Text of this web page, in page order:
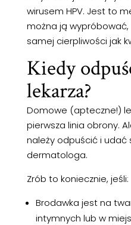
wirusem HPV. Jest to
można ją
samej cierpliwości jak
Kiedy
lekarza?
Domowe (apteczne!)
pierwsza linia obrony.
należy odpuścić i udać
dermatologa.
Zrób to koniecznie, jeśli:
Brodawka jest na
intymnych lub w